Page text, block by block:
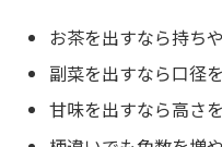
お茶を出すなら持ち
副菜を出すなら口径
甘味を出すなら高さ